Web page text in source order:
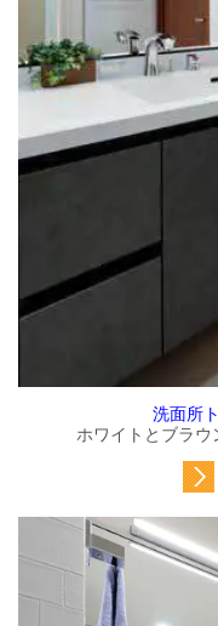
洗面所
ホワイトとブ